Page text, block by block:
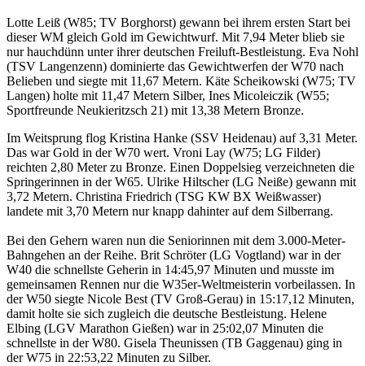
Lotte Leiß (W85; TV Borghorst) gewann bei ihrem ersten Start bei
dieser WM gleich Gold im Gewichtwurf. Mit 7,94 Meter blieb sie
nur hauchdünn unter ihrer deutschen Freiluft-Bestleistung. Eva Nohl
(TSV Langenzenn) dominierte das Gewichtwerfen der W70 nach
Belieben und siegte mit 11,67 Metern. Käte Scheikowski (W75; TV
Langen) holte mit 11,47 Metern Silber, Ines Micoleiczik (W55;
Sportfreunde Neukieritzsch 21) mit 13,38 Metern Bronze.
Im Weitsprung flog Kristina Hanke (SSV Heidenau) auf 3,31 Meter.
Das war Gold in der W70 wert. Vroni Lay (W75; LG Filder)
reichten 2,80 Meter zu Bronze. Einen Doppelsieg verzeichneten die
Springerinnen in der W65. Ulrike Hiltscher (LG Neiße) gewann mit
3,72 Metern. Christina Friedrich (TSG KW BX Weißwasser)
landete mit 3,70 Metern nur knapp dahinter auf dem Silberrang.
Bei den Gehern waren nun die Seniorinnen mit dem 3.000-Meter-
Bahngehen an der Reihe. Brit Schröter (LG Vogtland) war in der
W40 die schnellste Geherin in 14:45,97 Minuten und musste im
gemeinsamen Rennen nur die W35er-Weltmeisterin vorbeilassen. In
der W50 siegte Nicole Best (TV Groß-Gerau) in 15:17,12 Minuten,
damit holte sie sich zugleich die deutsche Bestleistung. Helene
Elbing (LGV Marathon Gießen) war in 25:02,07 Minuten die
schnellste in der W80. Gisela Theunissen (TB Gaggenau) ging in
der W75 in 22:53,22 Minuten zu Silber.